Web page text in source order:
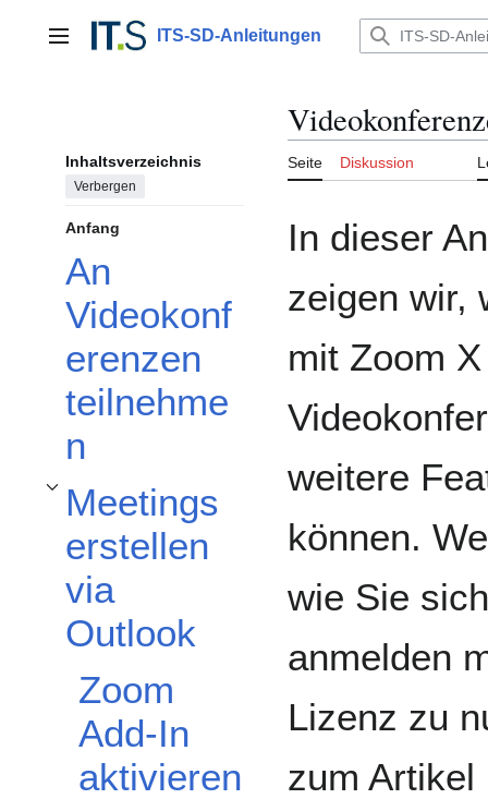
springenHauptmenü ITS-SD-Anleitungen
Inhaltsverzeichnis
Verbergen
Anfang
An
Videokonf
erenzen
teilnehme
n
Meetings
erstellen
via
Outlook
Unterabschnitt Meetings erstellen via Outlook umschalten
Zoom
Add-In
aktivieren
Seite Diskussion
In dieser
zeigen wir,
mit Zoom
weitere
können.
wie Sie
anmelden
Lizenz zu
zum Artikel